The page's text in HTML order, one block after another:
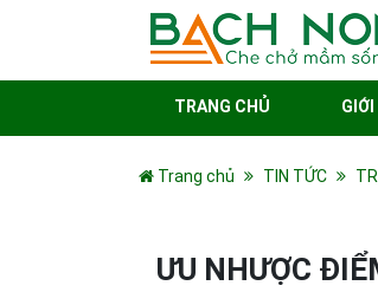
TRANG CHỦ
Trang chủ TIN TỨC
ƯU NHƯỢC